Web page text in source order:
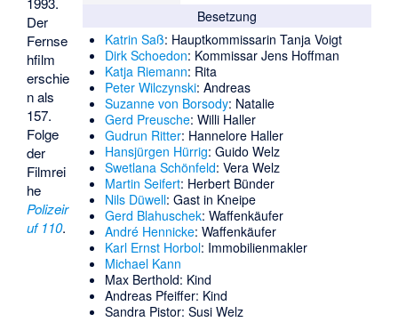
Besetzung
Katrin Saß: Hauptkommissarin Tanja Voigt
Dirk Schoedon: Kommissar Jens Hoffman
Katja Riemann: Rita
Peter Wilczynski: Andreas
Suzanne von Borsody: Natalie
Gerd Preusche: Willi Haller
Gudrun Ritter: Hannelore Haller
Hansjürgen Hürrig: Guido Welz
Swetlana Schönfeld: Vera Welz
Martin Seifert: Herbert Bünder
Nils Düwell: Gast in Kneipe
Gerd Blahuschek: Waffenkäufer
André Hennicke: Waffenkäufer
Karl Ernst Horbol: Immobilienmakler
Michael Kann
Max Berthold: Kind
Andreas Pfeiffer: Kind
Sandra Pistor: Susi Welz
Der
Fernse
hfilm
erschie
n als
157.
Folge
der
Filmrei
he
Polizeir
uf 110.